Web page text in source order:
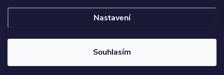
Nastavení
Souhlasím